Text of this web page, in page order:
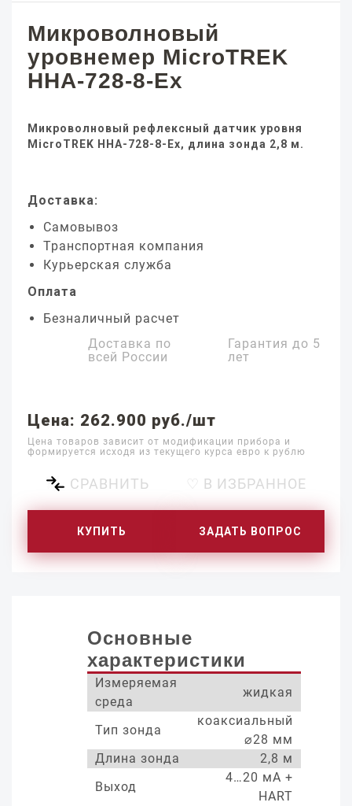
Микроволновый
уровнемер MicroTREK
HHA-728-8-Ex
Микроволновый рефлексный датчик уровня
MicroTREK HHA-728-8-Ex, длина зонда 2,8 м.
Доставка:
Самовывоз
Транспортная компания
Курьерская служба
Оплата
Безналичный расчет
Доставка по
всей России
Гарантия до 5
лет
Цена: 262.900 руб./шт
Цена товаров зависит от модификации прибора и
формируется исходя из текущего курса евро к рублю
СРАВНИТЬ ♡ В ИЗБРАННОЕ
КУПИТЬ ЗАДАТЬ ВОПРОС
Основные
характеристики
Измеряемая
среда
жидкая
Тип зонда
коаксиальный
⌀28 мм
Длина зонда
2,8 м
Выход
4…20 мА +
HART